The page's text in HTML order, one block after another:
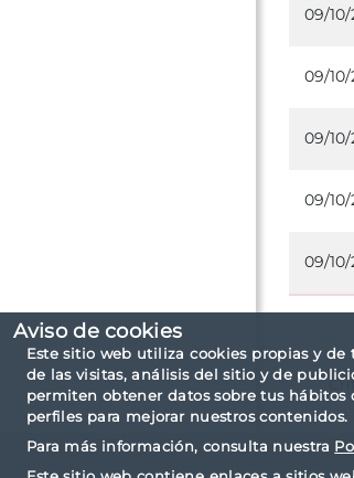
Aviso de cookies
Este sitio web utiliza cookies propias y de
de las visitas, análisis del sitio y de
permiten obtener datos sobre tus hábitos
perfiles para mejorar nuestros contenidos.
Para más información, consulta nuestra
09/
09/
09/
09/
09/